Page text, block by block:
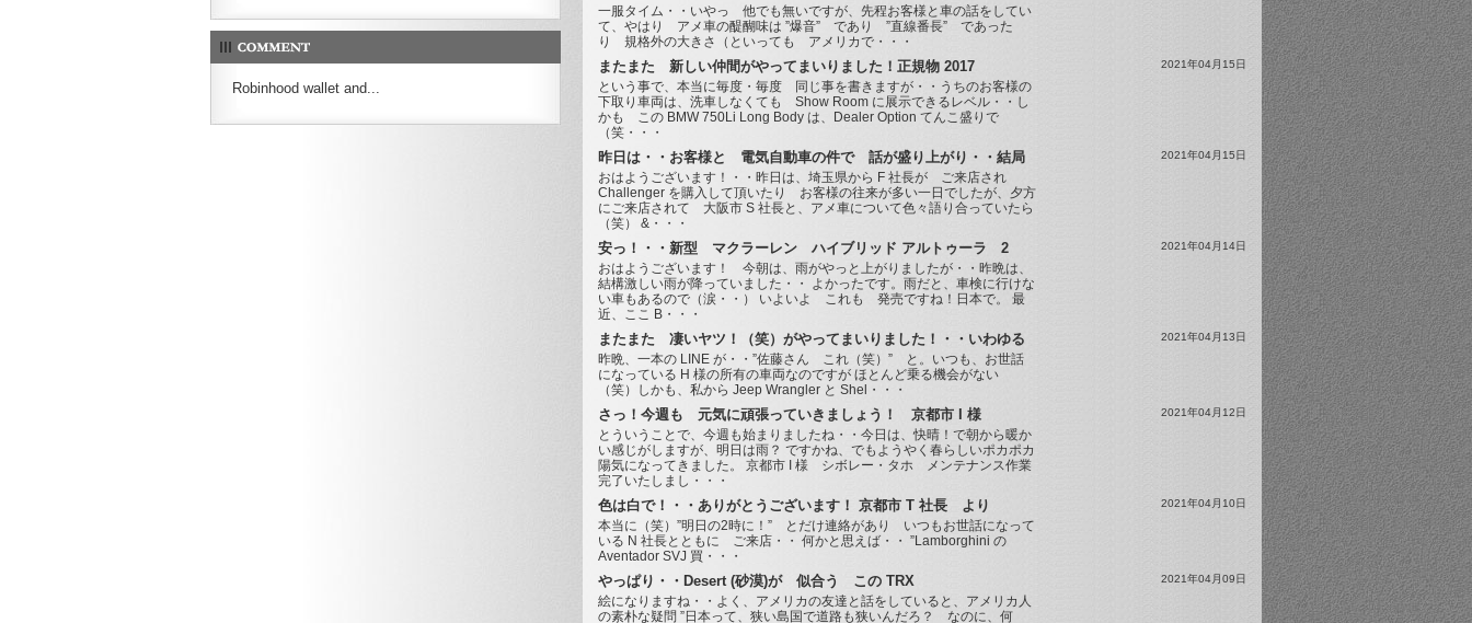
Robinhood wallet and...
一服タイム・・いやっ 他でも無いですが、先程お客様と車の話をしてい
て、やはり アメ車の醍醐味は ”爆音” であり ”直線番長” であった
り 規格外の大きさ（といっても アメリカで・・・
またまた 新しい仲間がやってまいりました！正規物 2017
という事で、本当に毎度・毎度 同じ事を書きますが・・うちのお客様の
下取り車両は、洗車しなくても Show Room に展示できるレベル・・し
かも この BMW 750Li Long Body は、Dealer Option てんこ盛りで
（笑・・・
2021年04月15日
昨日は・・お客様と 電気自動車の件で 話が盛り上がり・・結局
おはようございます！・・昨日は、埼玉県から F 社長が ご来店され
Challenger を購入して頂いたり お客様の往来が多い一日でしたが、夕方
にご来店されて 大阪市 S 社長と、アメ車について色々語り合っていたら
（笑） &・・・
2021年04月15日
安っ！・・新型 マクラーレン ハイブリッド アルトゥーラ 2
おはようございます！ 今朝は、雨がやっと上がりましたが・・昨晩は、
結構激しい雨が降っていました・・ よかったです。雨だと、車検に行けな
い車もあるので（涙・・） いよいよ これも 発売ですね！日本で。 最
近、ここ B・・・
2021年04月14日
またまた 凄いヤツ！（笑）がやってまいりました！・・いわゆる
昨晩、一本の LINE が・・”佐藤さん これ（笑）” と。いつも、お世話
になっている H 様の所有の車両なのですが ほとんど乗る機会がない
（笑）しかも、私から Jeep Wrangler と Shel・・・
2021年04月13日
さっ！今週も 元気に頑張っていきましょう！ 京都市 I 様
とういうことで、今週も始まりましたね・・今日は、快晴！で朝から暖か
い感じがしますが、明日は雨？ ですかね、でもようやく春らしいポカポカ
陽気になってきました。 京都市 I 様 シボレー・タホ メンテナンス作業
完了いたしまし・・・
2021年04月12日
色は白で！・・ありがとうございます！ 京都市 T 社長 より
本当に（笑）”明日の2時に！” とだけ連絡があり いつもお世話になって
いる N 社長とともに ご来店・・ 何かと思えば・・ ”Lamborghini の
Aventador SVJ 買・・・
2021年04月10日
やっぱり・・Desert (砂漠)が 似合う この TRX
絵になりますね・・よく、アメリカの友達と話をしていると、アメリカ人
の素朴な疑問 ”日本って、狭い島国で道路も狭いんだろ？ なのに、何
2021年04月09日